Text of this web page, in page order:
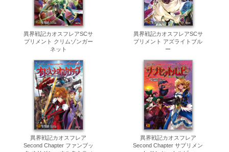
異界戦記カオスフレアSCサ
プリメント クリムゾンガー
ネット
異界戦記カオスフレアSCサ
プリメント アズライトブル
ー
異界戦記カオスフレア
Second Chapter ファンブッ
異界戦記カオスフレア
Second Chapter サプリメン